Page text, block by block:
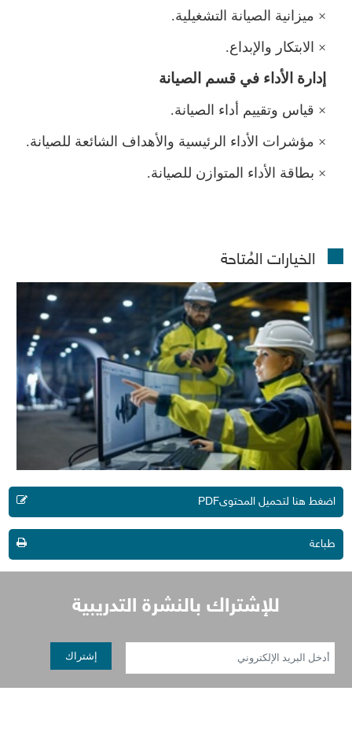
× يزانية الصيانة التشغيلية.
× الابتكار والإبداع.
إدارة الأداء في قسم الصيانة
× قياس وتقييم أداء الصيانة.
× ؤشرات الأداء الرئيسية والأهداف الشائعة للصيانة.
× بطاقة الأداء المتوازن للصيانة.
الخيارات المُتاحة
اضغط هنا لتحميل المحتوىPDF
طباعة
إشتراك بالنشرة التدريبية